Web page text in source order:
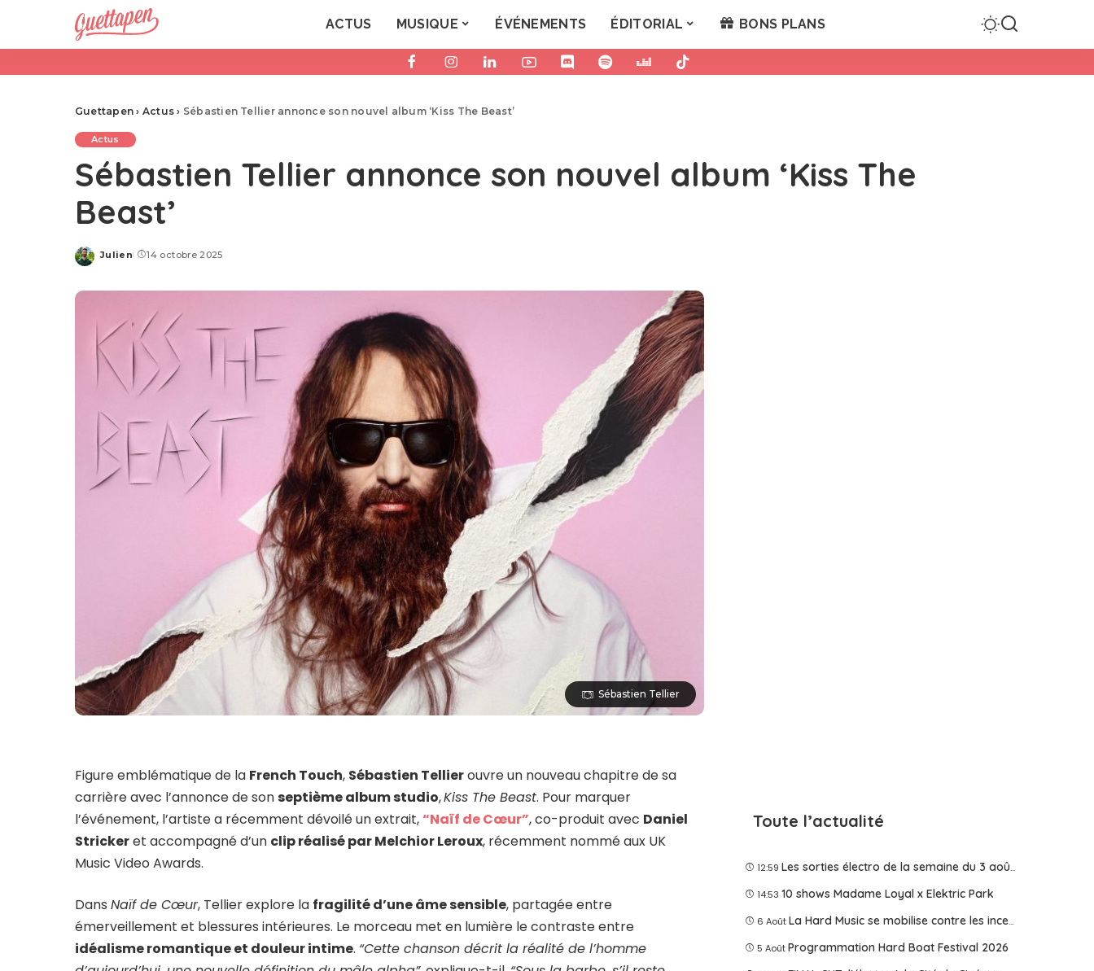
ACTUS MUSIQUE ÉVÉNEMENTS ÉDITORIAL BONS PLANS
Guettapen › Actus › Sébastien Tellier annonce son nouvel album ‘Kiss The Beast’
Actus
Sébastien Tellier annonce son nouvel album ‘Kiss The
Beast’
Posted
Julien 14 octobre 2025
Sébastien Tellier
Figure emblématique de la French Touch, Sébastien Tellierouvre un nouveau chapitre de sa
carrière avec l’annonce de sonseptième album studio,Kiss The Beast. Pour marquer
l’événement, l’artiste a récemment dévoilé un extrait,“Naïf de Cœur”, co-produit avec Daniel
Strickeret accompagné d’un clip réalisé par Melchior Leroux, récemment nommé aux UK
Music Video Awards.
DansNaïf de Cœur, Tellier explore la fragilité d’une âme sensible, partagée entre
émerveillement et blessures intérieures. Le morceau met en lumière le contraste entre
idéalisme romantique et douleur intime. “Cette chanson décrit la réalité de l’homme
Toute l’actualité
12:59 Les sorties électro de la semaine du 3 août 2026
14:53 10 shows Madame Loyal x Elektric Park
6 Août La Hard Music se mobilise contre les incendies
5 Août Programmation Hard Boat Festival 2026